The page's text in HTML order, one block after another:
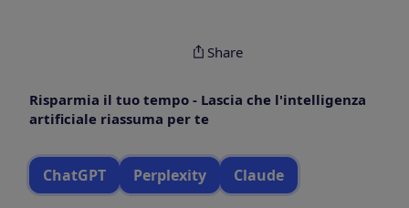
Share
Risparmia il tuo tempo - Lascia che l'intelligenza
artificiale riassuma per te
ChatGPT Perplexity Claude